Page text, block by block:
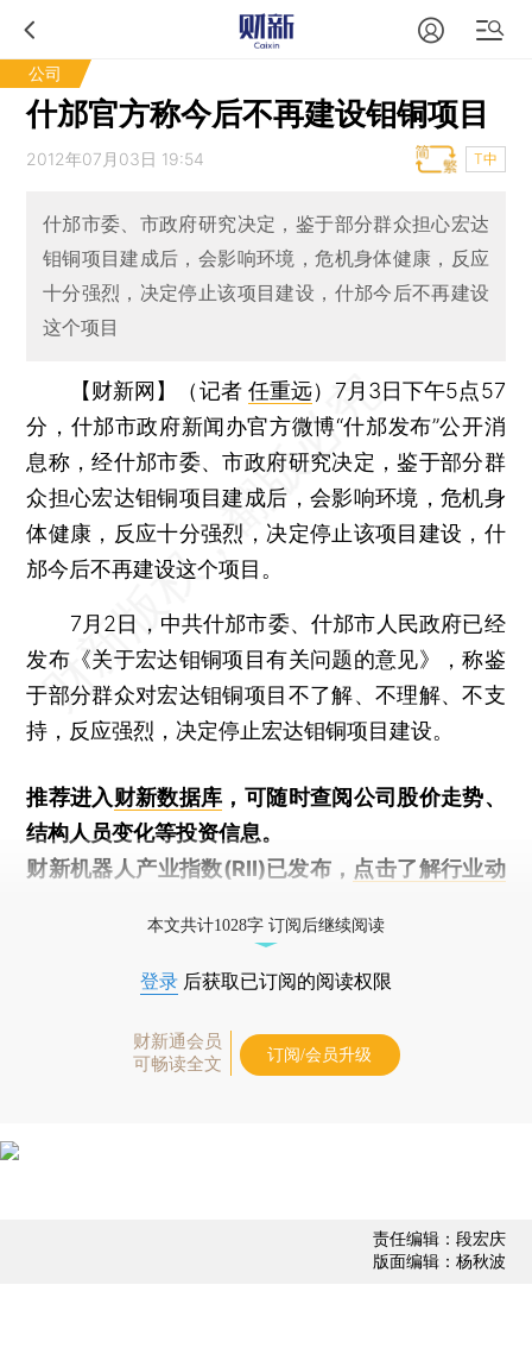
公司
什邡官方称今后不再建设钼铜项目
2012年07月03日 19:54 T中
什邡市委、市政府研究决定，鉴于部分群众担心宏达
钼铜项目建成后，会影响环境，危机身体健康，反应
十分强烈，决定停止该项目建设，什邡今后不再建设
这个项目
【财新网】（记者 任重远） 7月3日下午5点57
分，什邡市政府新闻办官方微博“什邡发布”公开消
息称，经什邡市委、市政府研究决定，鉴于部分群
众担心宏达钼铜项目建成后，会影响环境，危机身
体健康，反应十分强烈，决定停止该项目建设，什
邡今后不再建设这个项目。
7月2日，中共什邡市委、什邡市人民政府已经
发布《关于宏达钼铜项目有关问题的意见》，称鉴
于部分群众对宏达钼铜项目不了解、不理解、不支
持，反应强烈，决定停止宏达钼铜项目建设。
推荐进入财新数据库 ，可随时查阅公司股价走势、
结构人员变化等投资信息。
财新机器人产业指数(RII)已发布， 点击了解行业动
本文共计1028字 订阅后继续阅读
登录 后获取已订阅的阅读权限
财新通会员
可畅读全文
订阅/会员升级
责任编辑：段宏庆
版面编辑：杨秋波